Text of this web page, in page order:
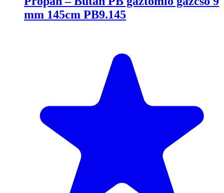
mm 145cm PB9.145